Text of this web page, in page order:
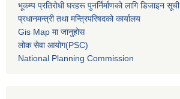
भूकम्प प्रतिरोधी घरहरू पुनर्निर्माणको लागि डिजाइन सूची
प्रधानमन्त्री तथा मन्त्रिपरिषदको कार्यालय
Gis Map मा जानुहोस
लोक सेवा आयोग(PSC)
National Planning Commission